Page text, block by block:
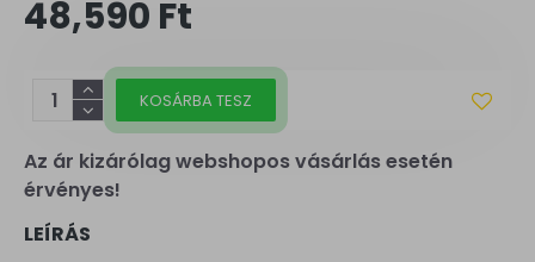
Az ár kizárólag webshopos vásárlás esetén
érvényes!
48,590 Ft
KOSÁRBA TESZ
LEÍRÁS